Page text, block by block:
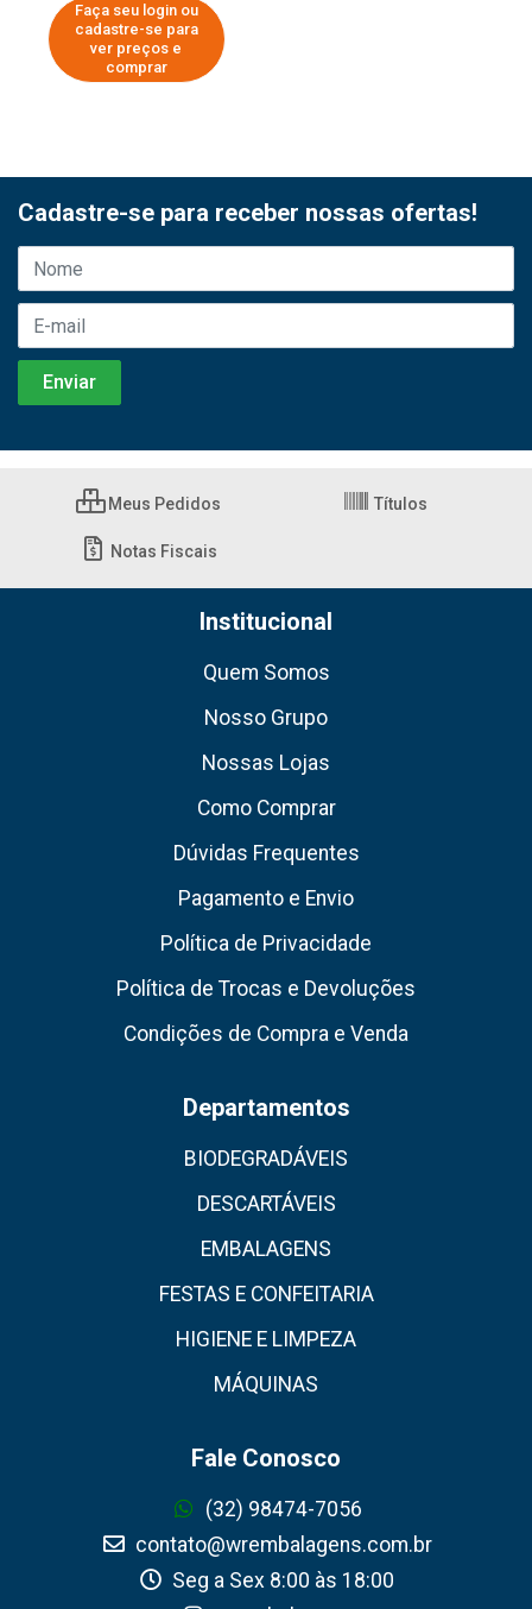
Faça seu login ou
cadastre-se para
ver preços e
comprar
Cadastre-se para receber nossas ofertas!
Meus Pedidos Títulos
Notas Fiscais
Institucional
Quem Somos
Nosso Grupo
Nossas Lojas
Como Comprar
Dúvidas Frequentes
Pagamento e Envio
Política de Privacidade
Política de Trocas e Devoluções
Condições de Compra e Venda
Departamentos
BIODEGRADÁVEIS
DESCARTÁVEIS
EMBALAGENS
FESTAS E CONFEITARIA
HIGIENE E LIMPEZA
MÁQUINAS
Fale Conosco
(32) 98474-7056
contato@wrembalagens.com.br
Seg a Sex 8:00 às 18:00